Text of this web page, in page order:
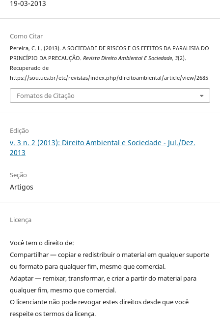
19-03-2013
Como Citar
Pereira, C. L. (2013). A SOCIEDADE DE RISCOS E OS EFEITOS DA PARALISIA DO
PRINCÍPIO DA PRECAUÇÃO. Revista Direito Ambiental E Sociedade, 3(2).
Recuperado de
https://sou.ucs.br/etc/revistas/index.php/direitoambiental/article/view/2685
Fomatos de Citação
Edição
v. 3 n. 2 (2013): Direito Ambiental e Sociedade - Jul./Dez.
2013
Seção
Artigos
Licença
Você tem o direito de:
Compartilhar — copiar e redistribuir o material em qualquer suporte
ou formato para qualquer fim, mesmo que comercial.
Adaptar — remixar, transformar, e criar a partir do material para
qualquer fim, mesmo que comercial.
O licenciante não pode revogar estes direitos desde que você
respeite os termos da licença.